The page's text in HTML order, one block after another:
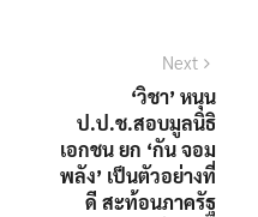
Next
post:
‘วิชา’ หนุน
ป.ป.ช.สอบมูลนิธิ
เอกชน ยก ‘กัน จอม
พลัง’ เป็นตัวอย่างที่
ดี สะท้อนภาครัฐ